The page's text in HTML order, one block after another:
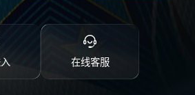
在线客服